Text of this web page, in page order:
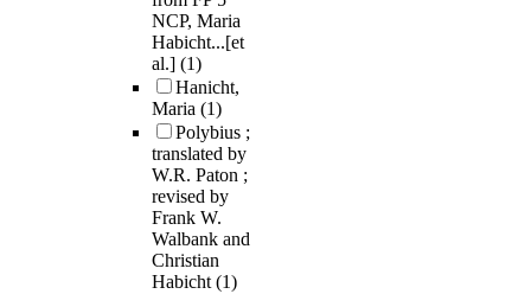
NCP, Maria
Habicht...[et
al.] (1)
Hanicht,
Maria (1)
Polybius ;
translated by
W.R. Paton ;
revised by
Frank W.
Walbank and
Christian
Habicht(1)